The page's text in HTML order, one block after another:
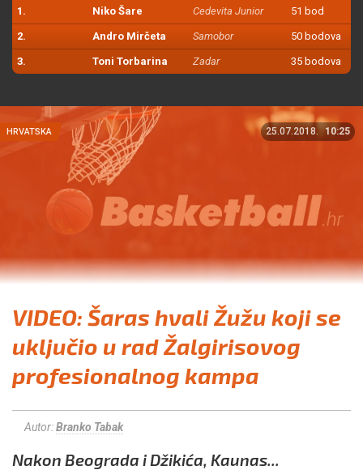
1. Niko Šare Cedevita Junior 51 bod
2. Andro Mirčeta Samobor 50 bodova
3. Toni Torbarina Zadar 35 bodova
HRVATSKA 25.07.2018. 10:25
VIDEO: Šaras hvali Žužu koji se
uključio u rad Žalgirisovog
profesionalnog kampa
Autor:Branko Tabak
Nakon Beograda i Džikića, Kaunas...